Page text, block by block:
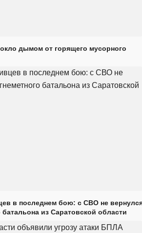
дымом от горящего мусорного
в последнем бою: с СВО не
из Саратовской области